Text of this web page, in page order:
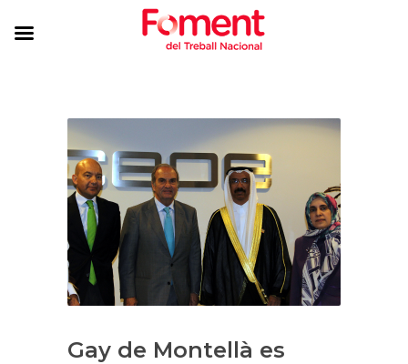
Gay de Montellà es